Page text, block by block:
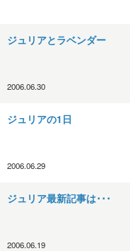
ジュリアとラベンダー
2006.06.30
ジュリアの1日
2006.06.29
ジュリア最新記事は･･･
2006.06.19